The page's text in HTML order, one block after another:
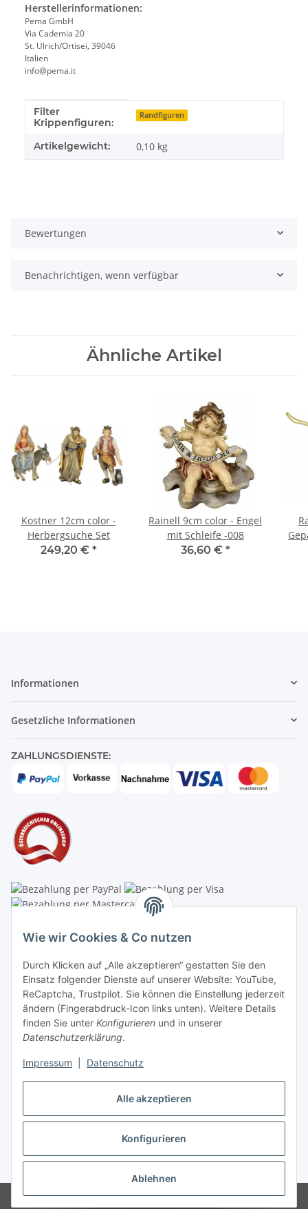
Alle akzeptieren
Konfigurieren
Ablehnen
Wie wir Cookies & Co nutzen
Durch Klicken auf „Alle akzeptieren“ gestatten Sie den
Einsatz folgender Dienste auf unserer Website: YouTube,
ReCaptcha, Trustpilot. Sie können die Einstellung jederzeit
ändern (Fingerabdruck-Icon links unten). Weitere Details
finden Sie unter Konfigurieren und in unserer
Datenschutzerklärung.
Impressum Datenschutz
Herstellerinformationen:
Pema GmbH
Via Cademia 20
St. Ulrich/Ortisei, 39046
Italien
info@pema.it
Produkteigenschaft
Wert
Filter
Krippenfiguren:
Randfiguren
Artikelgewicht: 0,10 kg
Bewertungen
Benachrichtigen, wenn verfügbar
Ähnliche Artikel
Kostner 12cm color -
Herbergsuche Set
249,20 € *
Rainell 9cm color - Engel
mit Schleife -008
36,60 € *
Informationen
Gesetzliche Informationen
ZAHLUNGSDIENSTE:
Schauraum & Verkauf: Pfarrwald 46
Buchhaltung: Königleiten 11
A-3354 Wolfsbach
+43747782730
shop@krippen-shop.at
www.krippen-shop.at
Vertrag widerrufen
* Alle Preise inkl. gesetzlicher USt., zzgl.Versand
© krippen-shop.at by Oberaigner